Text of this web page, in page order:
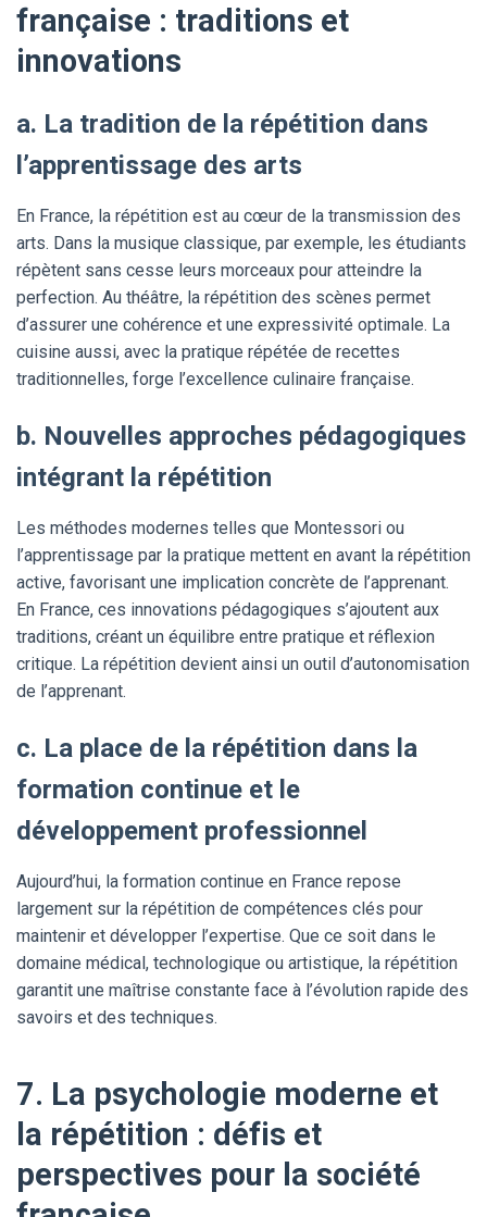
française : traditions et
innovations
a. La tradition de la répétition dans
l’apprentissage des arts
En France, la répétition est au cœur de la transmission des
arts. Dans la musique classique, par exemple, les étudiants
répètent sans cesse leurs morceaux pour atteindre la
perfection. Au théâtre, la répétition des scènes permet
d’assurer une cohérence et une expressivité optimale. La
cuisine aussi, avec la pratique répétée de recettes
traditionnelles, forge l’excellence culinaire française.
b. Nouvelles approches pédagogiques
intégrant la répétition
Les méthodes modernes telles que Montessori ou
l’apprentissage par la pratique mettent en avant la répétition
active, favorisant une implication concrète de l’apprenant.
En France, ces innovations pédagogiques s’ajoutent aux
traditions, créant un équilibre entre pratique et réflexion
critique. La répétition devient ainsi un outil d’autonomisation
de l’apprenant.
c. La place de la répétition dans la
formation continue et le
développement professionnel
Aujourd’hui, la formation continue en France repose
largement sur la répétition de compétences clés pour
maintenir et développer l’expertise. Que ce soit dans le
domaine médical, technologique ou artistique, la répétition
garantit une maîtrise constante face à l’évolution rapide des
savoirs et des techniques.
7. La psychologie moderne et
la répétition : défis et
perspectives pour la société